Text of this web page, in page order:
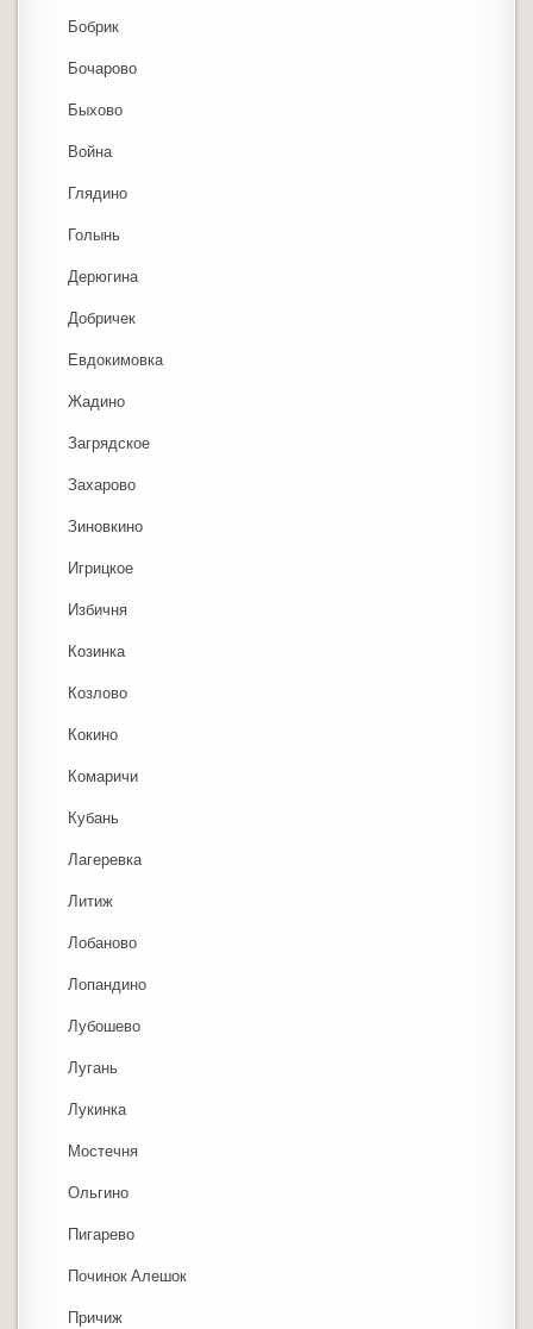
Бобрик
Бочарово
Быхово
Война
Глядино
Голынь
Дерюгина
Добричек
Евдокимовка
Жадино
Загрядское
Захарово
Зиновкино
Игрицкое
Избичня
Козинка
Козлово
Кокино
Комаричи
Кубань
Лагеревка
Литиж
Лобаново
Лопандино
Лубошево
Лугань
Лукинка
Мостечня
Ольгино
Пигарево
Починок Алешок
Причиж